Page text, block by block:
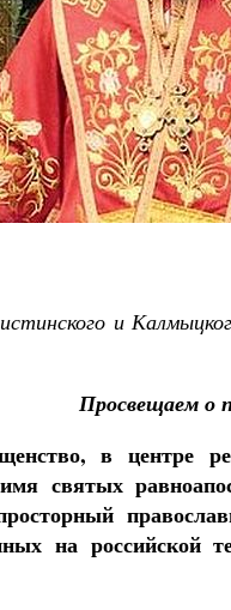
и
Просвещаем о
в центре
святых
на российской